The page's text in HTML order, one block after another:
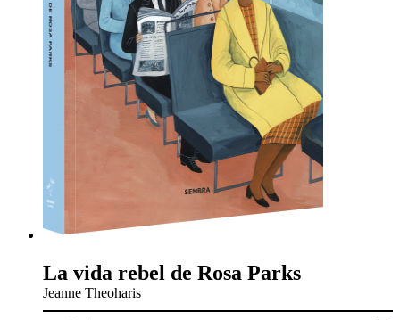
La vida rebel de Rosa Parks
Jeanne Theoharis